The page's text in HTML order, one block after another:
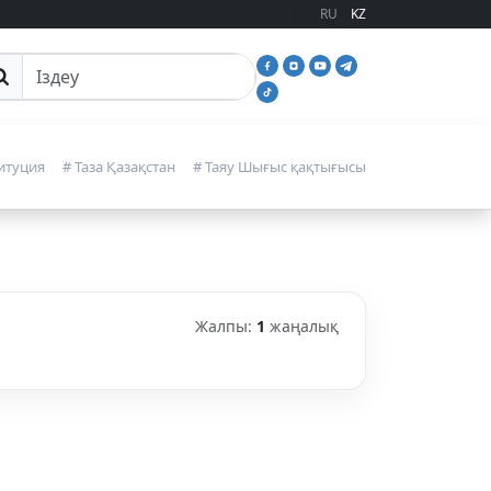
RU KZ
іздеу
# Таза Қазақстан # Таяу Шығыс қақтығысы
Жалпы: 1 жаңалық